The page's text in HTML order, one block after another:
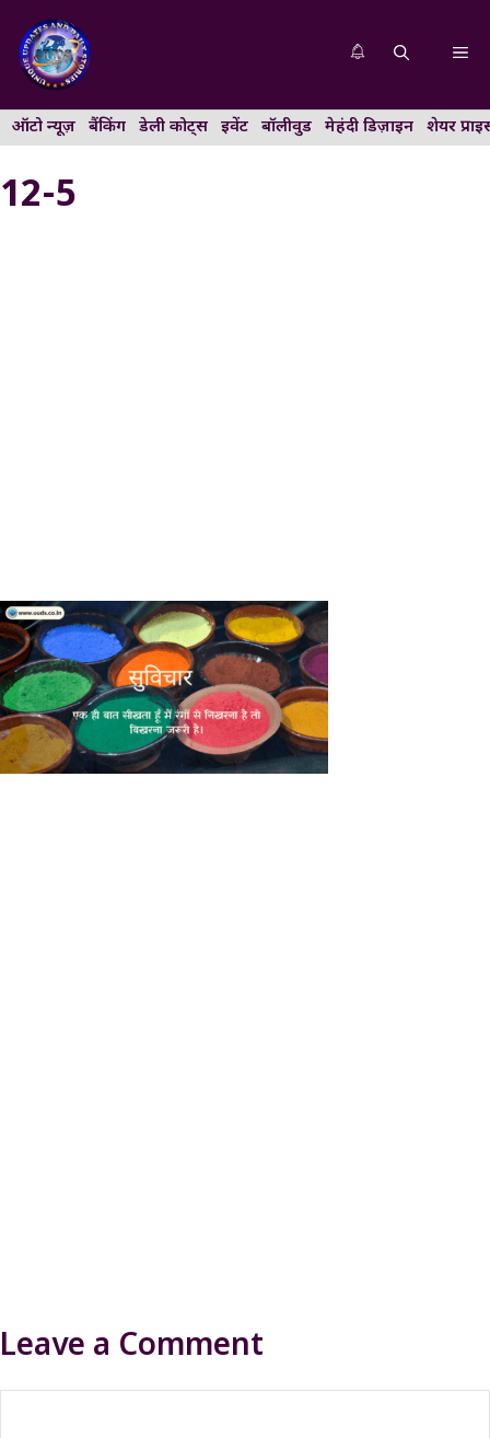
content
ऑटो न्यूज़ बैंकिंग डेली कोट्स इवेंट बॉलीवुड मेहंदी डिज़ाइन शेयर
12-5
Leave a Comment